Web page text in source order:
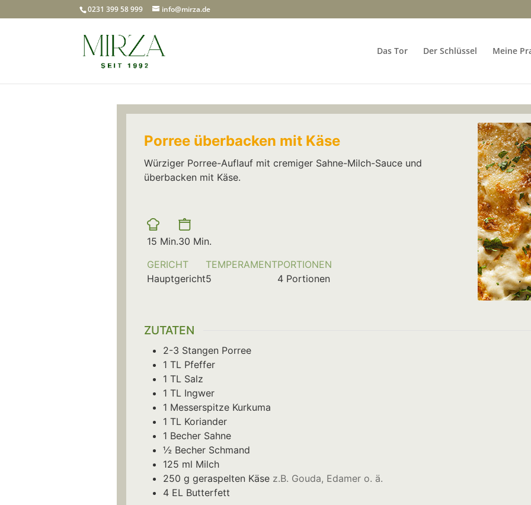
0231 399 58 999 info@mirza.de
Das Tor Der Schlüssel Meine
Porree überbacken mit Käse
Würziger Porree-Auflauf mit cremiger Sahne-Milch-Sauce und
überbacken mit Käse.
Vorbereitungszeit
15 Minuten
Min.
Kochzeit
30 Minuten
Min.
GERICHT
Hauptgericht
TEMPERAMENT
5
PORTIONEN
4 Portionen
ZUTATEN
2-3 Stangen Porree
1 TL Pfeffer
1 TL Salz
1 TL Ingwer
1 Messerspitze Kurkuma
1 TL Koriander
1 Becher Sahne
½ Becher Schmand
125 ml Milch
250 g geraspelten Käse z.B. Gouda, Edamer o. ä.
4 EL Butterfett